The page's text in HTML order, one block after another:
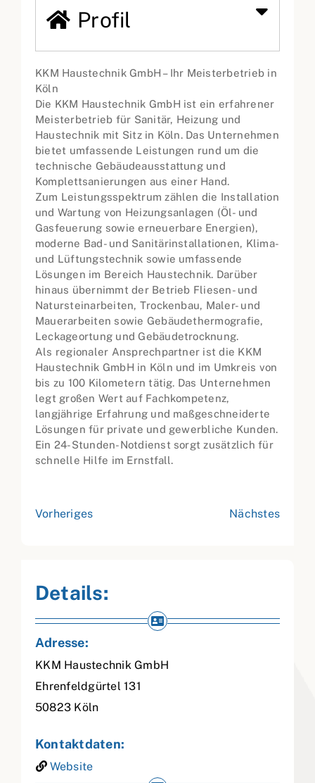
Profil
KKM Haustechnik GmbH – Ihr Meisterbetrieb in
Köln
Die KKM Haustechnik GmbH ist ein erfahrener
Meisterbetrieb für Sanitär, Heizung und
Haustechnik mit Sitz in Köln. Das Unternehmen
bietet umfassende Leistungen rund um die
technische Gebäudeausstattung und
Komplettsanierungen aus einer Hand.
Zum Leistungsspektrum zählen die Installation
und Wartung von Heizungsanlagen (Öl- und
Gasfeuerung sowie erneuerbare Energien),
moderne Bad- und Sanitärinstallationen, Klima-
und Lüftungstechnik sowie umfassende
Lösungen im Bereich Haustechnik. Darüber
hinaus übernimmt der Betrieb Fliesen- und
Natursteinarbeiten, Trockenbau, Maler- und
Mauerarbeiten sowie Gebäude­thermografie,
Leckageortung und Gebäudetrocknung.
Als regionaler Ansprechpartner ist die KKM
Haustechnik GmbH in Köln und im Umkreis von
bis zu 100 Kilometern tätig. Das Unternehmen
legt großen Wert auf Fachkompetenz,
langjährige Erfahrung und maßgeschneiderte
Lösungen für private und gewerbliche Kunden.
Ein 24-Stunden-Notdienst sorgt zusätzlich für
schnelle Hilfe im Ernstfall.
Vorheriges Nächstes
Details:
Adresse:
KKM Haustechnik GmbH
Ehrenfeldgürtel 131
50823 Köln
Kontaktdaten:
Website